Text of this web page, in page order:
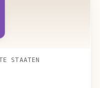
STAATEN